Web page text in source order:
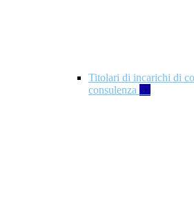
Titolari di incarichi di
consulenza 57